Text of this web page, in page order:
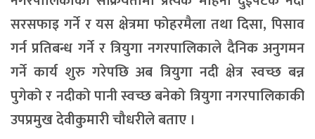
सरसफाइ गर्ने र यस क्षेत्रमा फोहरमैला तथा दिसा, पिसाव
गर्न प्रतिबन्ध गर्ने र त्रियुगा नगरपालिकाले दैनिक अनुगमन
गर्ने कार्य शुरु गरेपछि अब त्रियुगा नदी क्षेत्र स्वच्छ बन्न
पुगेको र नदीको पानी स्वच्छ बनेको त्रियुगा नगरपालिकाकी
उपप्रमुख देवीकुमारी चौधरीले बताए ।